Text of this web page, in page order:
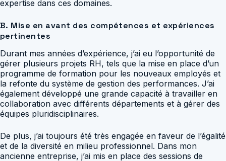
expertise dans ces domaines.
B. Mise en avant des compétences et expériences
pertinentes
Durant mes années d’expérience, j’ai eu l’opportunité de
gérer plusieurs projets RH, tels que la mise en place d’un
programme de formation pour les nouveaux employés et
la refonte du système de gestion des performances. J’ai
également développé une grande capacité à travailler en
collaboration avec différents départements et à gérer des
équipes pluridisciplinaires.
De plus, j’ai toujours été très engagée en faveur de l’égalité
et de la diversité en milieu professionnel. Dans mon
ancienne entreprise, j’ai mis en place des sessions de